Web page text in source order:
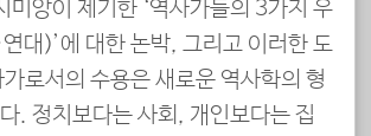
미앙이 제기한 ‘역사가들의 3가지 우
대)’에 대한 논박, 그리고 이러한 도
로서의 수용은 새로운 역사학의 형
. 정치보다는 사회, 개인보다는 집